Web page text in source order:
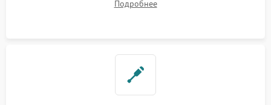
дорожек. Очистка контактов и замена поврежденной
Подробнее